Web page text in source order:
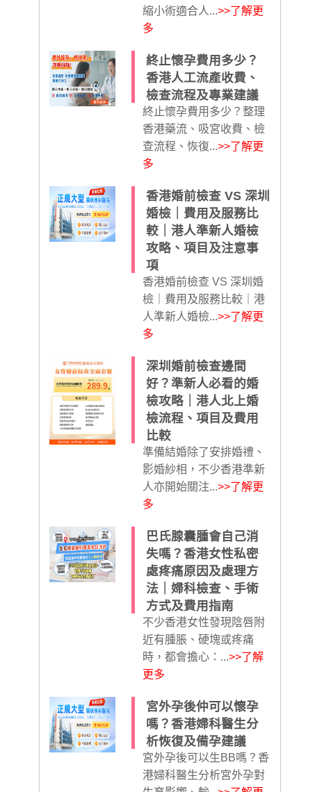
縮小術適合人...>>了解更
多
終止懷孕費用多少？
香港人工流產收費、
檢查流程及專業建議
終止懷孕費用多少？整理
香港藥流、吸宮收費、檢
查流程、恢復...>>了解更
多
香港婚前檢查 VS 深圳
婚檢｜費用及服務比
較｜港人準新人婚檢
攻略、項目及注意事
項
香港婚前檢查 VS 深圳婚
檢｜費用及服務比較｜港
人準新人婚檢...>>了解更
多
深圳婚前檢查邊間
好？準新人必看的婚
檢攻略｜港人北上婚
檢流程、項目及費用
比較
準備結婚除了安排婚禮、
影婚紗相，不少香港準新
人亦開始關注...>>了解更
多
巴氏腺囊腫會自己消
失嗎？香港女性私密
處疼痛原因及處理方
法｜婦科檢查、手術
方式及費用指南
不少香港女性發現陰唇附
近有腫脹、硬塊或疼痛
時，都會擔心：...>>了解
更多
宮外孕後仲可以懷孕
嗎？香港婦科醫生分
析恢復及備孕建議
宮外孕後可以生BB嗎？香
港婦科醫生分析宮外孕對